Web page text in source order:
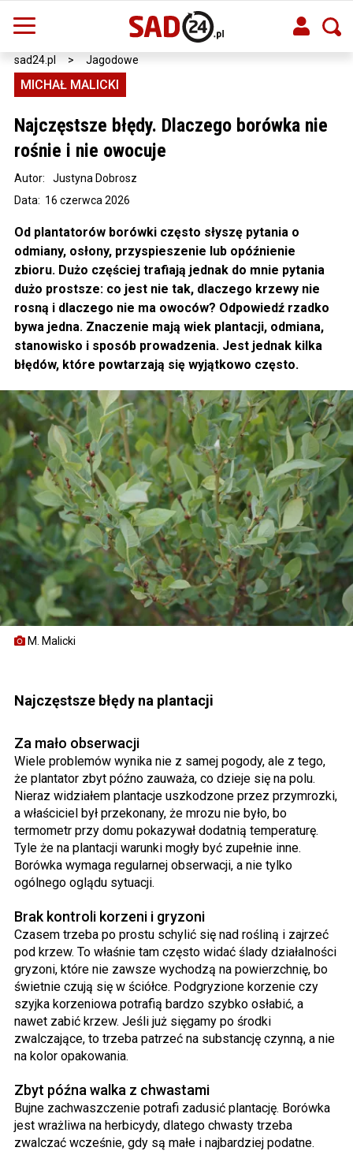
sad24.pl > Jagodowe
M. Malicki
MICHAŁ MALICKI
Najczęstsze błędy. Dlaczego borówka nie
rośnie i nie owocuje
Data: 16 czerwca 2026
Autor: Justyna Dobrosz
Od plantatorów borówki często słyszę pytania o
odmiany, osłony, przyspieszenie lub opóźnienie
zbioru. Dużo częściej trafiają jednak do mnie pytania
dużo prostsze: co jest nie tak, dlaczego krzewy nie
rosną i dlaczego nie ma owoców? Odpowiedź rzadko
bywa jedna. Znaczenie mają wiek plantacji, odmiana,
stanowisko i sposób prowadzenia. Jest jednak kilka
błędów, które powtarzają się wyjątkowo często.
Najczęstsze błędy na plantacji
Za mało obserwacji
Wiele problemów wynika nie z samej pogody, ale z tego,
że plantator zbyt późno zauważa, co dzieje się na polu.
Nieraz widziałem plantacje uszkodzone przez przymrozki,
a właściciel był przekonany, że mrozu nie było, bo
termometr przy domu pokazywał dodatnią temperaturę.
Tyle że na plantacji warunki mogły być zupełnie inne.
Borówka wymaga regularnej obserwacji, a nie tylko
ogólnego oglądu sytuacji.
Brak kontroli korzeni i gryzoni
Czasem trzeba po prostu schylić się nad rośliną i zajrzeć
pod krzew. To właśnie tam często widać ślady działalności
gryzoni, które nie zawsze wychodzą na powierzchnię, bo
świetnie czują się w ściółce. Podgryzione korzenie czy
szyjka korzeniowa potrafią bardzo szybko osłabić, a
nawet zabić krzew. Jeśli już sięgamy po środki
zwalczające, to trzeba patrzeć na substancję czynną, a nie
na kolor opakowania.
Zbyt późna walka z chwastami
Bujne zachwaszczenie potrafi zadusić plantację. Borówka
jest wrażliwa na herbicydy, dlatego chwasty trzeba
zwalczać wcześnie, gdy są małe i najbardziej podatne.